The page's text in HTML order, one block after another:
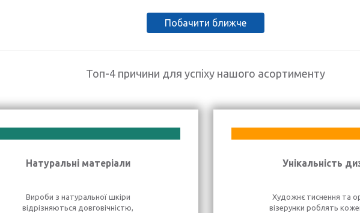
Побачити ближче
Топ-4 причини для успіху нашого асортименту
Натуральні матеріали
Вироби з натуральної шкіри
відрізняються довговічністю,
Унікальність
Художнє тиснення та
візерунки роблять